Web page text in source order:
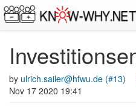
by ulrich.sailer@hfwu.de (#13)
Nov 17 2020 19:41